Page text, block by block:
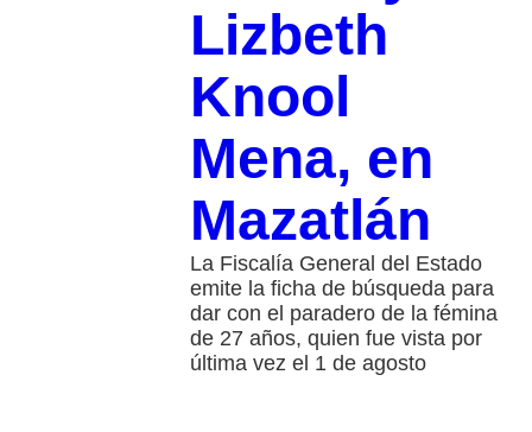
Lizbeth
Knool
Mena, en
Mazatlán
La Fiscalía General del Estado
emite la ficha de búsqueda para
dar con el paradero de la fémina
de 27 años, quien fue vista por
última vez el 1 de agosto